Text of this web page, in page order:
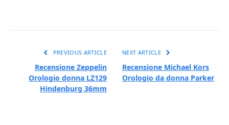
PREVIOUS ARTICLE
Recensione Zeppelin
Orologio donna LZ129
Hindenburg 36mm
NEXT ARTICLE
Recensione Michael Kors
Orologio da donna Parker